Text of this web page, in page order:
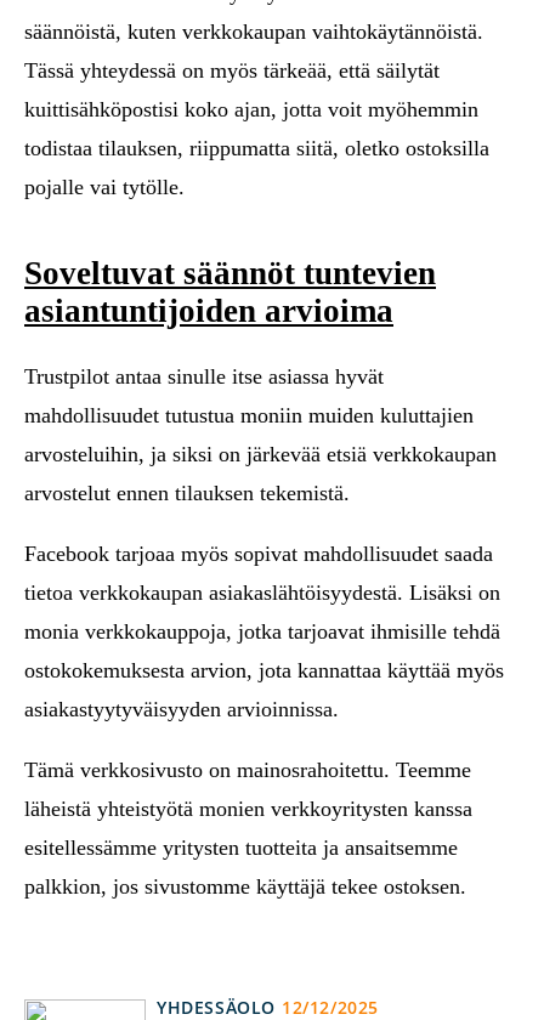
säännöistä, kuten verkkokaupan vaihtokäytännöistä.
Tässä yhteydessä on myös tärkeää, että säilytät
kuittisähköpostisi koko ajan, jotta voit myöhemmin
todistaa tilauksen, riippumatta siitä, oletko ostoksilla
pojalle vai tytölle.
Soveltuvat säännöt tuntevien
asiantuntijoiden arvioima
Trustpilot antaa sinulle itse asiassa hyvät
mahdollisuudet tutustua moniin muiden kuluttajien
arvosteluihin, ja siksi on järkevää etsiä verkkokaupan
arvostelut ennen tilauksen tekemistä.
Facebook tarjoaa myös sopivat mahdollisuudet saada
tietoa verkkokaupan asiakaslähtöisyydestä. Lisäksi on
monia verkkokauppoja, jotka tarjoavat ihmisille tehdä
ostokokemuksesta arvion, jota kannattaa käyttää myös
asiakastyytyväisyyden arvioinnissa.
Tämä verkkosivusto on mainosrahoitettu. Teemme
läheistä yhteistyötä monien verkkoyritysten kanssa
esitellessämme yritysten tuotteita ja ansaitsemme
palkkion, jos sivustomme käyttäjä tekee ostoksen.
YHDESSÄOLO 12/12/2025